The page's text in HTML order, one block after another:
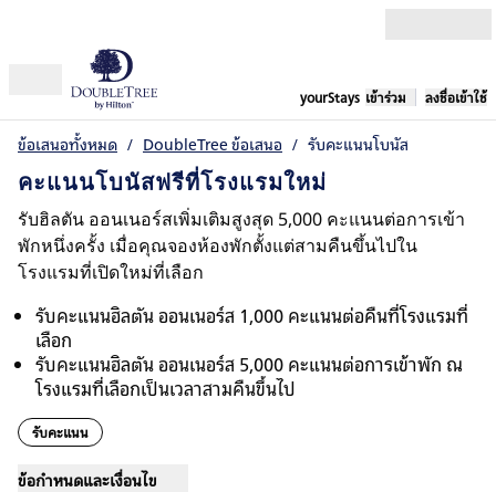
openMenu yourStays เข้าร่วม ลงชื่อเข้าใช้
ข้อเสนอทั้งหมด / DoubleTree ข้อเสนอ / รับคะแนนโบนัส
คะแนนโบนัสฟรีที่โรงแรมใหม่
รับฮิลตัน ออนเนอร์สเพิ่มเติมสูงสุด 5,000 คะแนนต่อการเข้า
พักหนึ่งครั้ง เมื่อคุณจองห้องพักตั้งแต่สามคืนขึ้นไปใน
โรงแรมที่เปิดใหม่ที่เลือก
รับคะแนนฮิลตัน ออนเนอร์ส 1,000 คะแนนต่อคืนที่โรงแรมที่
เลือก
รับคะแนนฮิลตัน ออนเนอร์ส 5,000 คะแนนต่อการเข้าพัก ณ
โรงแรมที่เลือกเป็นเวลาสามคืนขึ้นไป
รับคะแนน
ข้อกำหนดและเงื่อนไข